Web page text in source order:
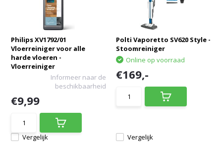
Philips XV1792/01
Vloerreiniger voor alle
harde vloeren -
Vloerreiniger
Vergelijk
Informeer naar de
beschikbaarheid
€9,99
Polti Vaporetto SV620 Style -
Stoomreiniger
Vergelijk
Online op voorraad
€169,-